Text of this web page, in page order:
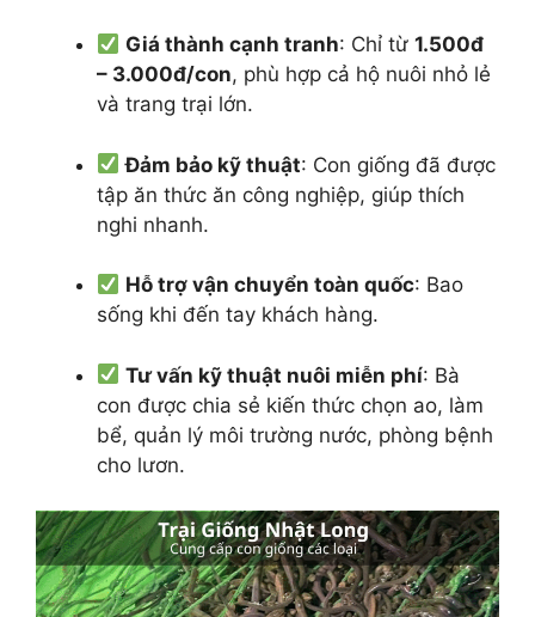
Giá thành cạnh tranh: Chỉ từ1.500đ
– 3.000đ/con, phù hợp cả hộ nuôi nhỏ lẻ
và trang trại lớn.
Đảm bảo kỹ thuật: Con giống đã được
tập ăn thức ăn công nghiệp, giúp thích
nghi nhanh.
Hỗ trợ vận chuyển toàn quốc: Bao
sống khi đến tay khách hàng.
Tư vấn kỹ thuật nuôi miễn phí: Bà
con được chia sẻ kiến thức chọn ao, làm
bể, quản lý môi trường nước, phòng bệnh
cho lươn.